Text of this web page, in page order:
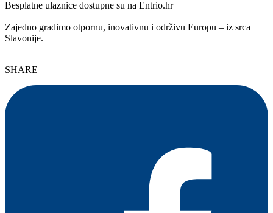
Besplatne ulaznice dostupne su na Entrio.hr
Zajedno gradimo otpornu, inovativnu i održivu Europu – iz srca
Slavonije.
SHARE